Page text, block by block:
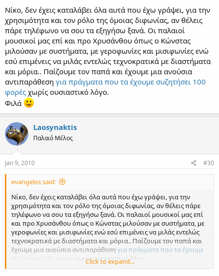
Νίκο, δεν έχεις καταλάβει όλα αυτά που έχω γράψει, για την
χρησιμότητα και τον ρόλο της όμοιας διφωνίας, αν θέλεις
πάρε τηλέφωνο να σου τα εξηγήσω ξανά. Οι παλαιοί
μουσικοί μας επί και προ Χρυσάνθου όπως ο Κώνστας
μιλούσαν με συστήματα, με γεροφωνίες και μισιφωνίες ενώ
εσύ επιμένεις να μιλάς εντελώς τεχνοκρατικά με διαστήματα
και μόρια.. Παίζουμε τον παπά και έχουμε μια ανούσια
αντιπαράθεση για πράγματα που τα έχουμε συζητήσει 100
φορές χωρίς ουσιαστικό λόγο.
Φιλά
Laosynaktis
Παλαιό Μέλος
Jan 9, 2010 #30
evangelos said:
Νίκο, δεν έχεις καταλάβει όλα αυτά που έχω γράψει, για την
χρησιμότητα και τον ρόλο της όμοιας διφωνίας, αν θέλεις πάρε
τηλέφωνο να σου τα εξηγήσω ξανά. Οι παλαιοί μουσικοί μας επί
και προ Χρυσάνθου όπως ο Κώνστας μιλούσαν με συστήματα, με
γεροφωνίες και μισιφωνίες ενώ εσύ επιμένεις να μιλάς εντελώς
τεχνοκρατικά με διαστήματα και μόρια.. Παίζουμε τον παπά και
έχουμε μια ανούσια αντιπαράθεση για πράγματα που τα έχουμε
συζητήσει 100 φορές χωρίς ουσιαστικό λόγο.
Click to expand...